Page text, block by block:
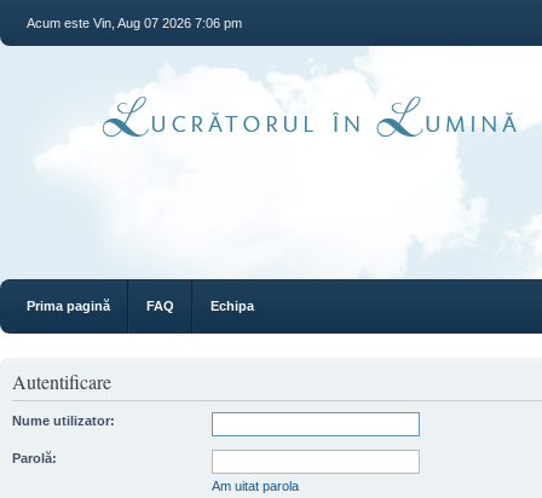
Acum este Vin, Aug 07 2026 7:06 pm
Prima pagină FAQ Echipa
Autentificare
Nume utilizator:
Parolă:
Am uitat parola